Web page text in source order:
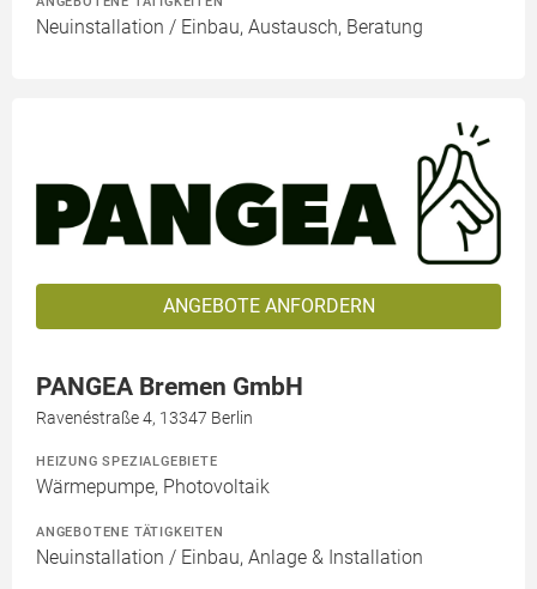
Neuinstallation / Einbau, Austausch, Beratung
ANGEBOTE ANFORDERN
PANGEA Bremen GmbH
Ravenéstraße 4, 13347 Berlin
HEIZUNG SPEZIALGEBIETE
Wärmepumpe, Photovoltaik
ANGEBOTENE TÄTIGKEITEN
Neuinstallation / Einbau, Anlage & Installation